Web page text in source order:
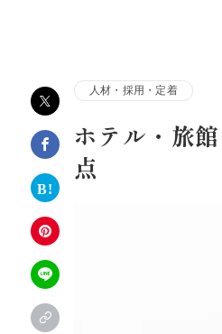
株式会社アルファコン
人材・採用・定着
ホテル・旅
点